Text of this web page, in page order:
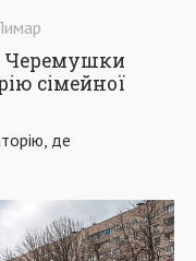
Черемушки
сімейної
де